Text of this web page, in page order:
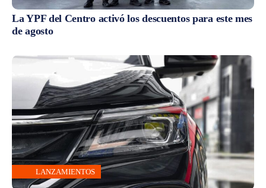
La YPF del Centro activó los descuentos para este mes
de agosto
LANZAMIENTOS